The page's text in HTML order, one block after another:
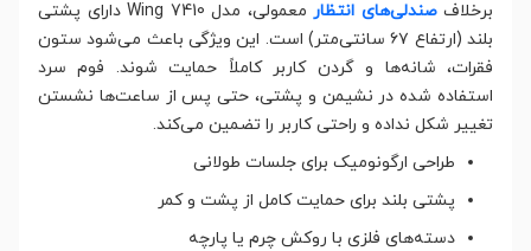
برخلافصندلی‌های انتظار
معمولی، مدل Wing 7410 دارای پشتی
بلند (ارتفاع ۶۷ سانتی‌متر) است. این ویژگی باعث می‌شود ستون
فقرات، شانه‌ها و گردن کاربر کاملاً حمایت شوند. فوم سرد
استفاده شده در نشیمن و پشتی، حتی پس از ساعت‌ها نشستن
تغییر شکل نداده و راحتی کاربر را تضمین می‌کند.
طراحی ارگونومیک برای جلسات طولانی
پشتی بلند برای حمایت کامل از پشت و کمر
دسته‌های فلزی با روکش چرم یا پارچه